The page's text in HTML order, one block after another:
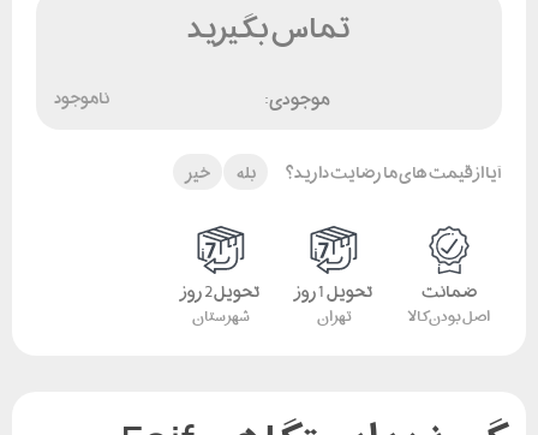
تماس بگیرید
موجودی: ناموجود
آیا از قیمت های ما رضایت دارید؟ بله خیر
ضمانت
اصل بودن کالا
تحویل 1 روز
تهران
تحویل 2 روز
شهرستان